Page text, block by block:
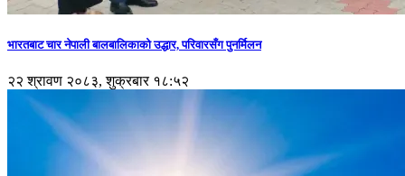
भारतबाट चार नेपाली बालबालिकाको उद्धार, परिवारसँग पुनर्मिलन
२२ श्रावण २०८३, शुक्रबार १८:५२